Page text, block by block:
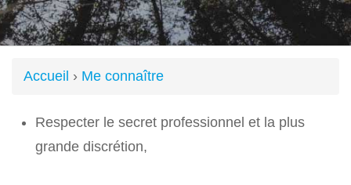
êtes
Accueil › Me connaître
Respecter le secret professionnel et la plus
grande discrétion,